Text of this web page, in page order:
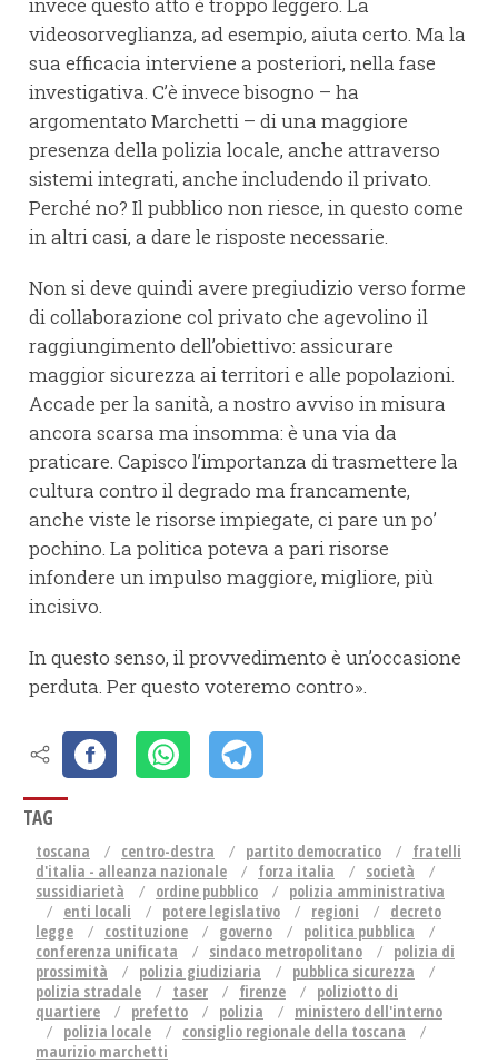
videosorveglianza, ad esempio, aiuta certo. Ma la
sua efficacia interviene a posteriori, nella fase
investigativa. C’è invece bisogno – ha
argomentato Marchetti – di una maggiore
presenza della polizia locale, anche attraverso
sistemi integrati, anche includendo il privato.
Perché no? Il pubblico non riesce, in questo come
in altri casi, a dare le risposte necessarie.
Non si deve quindi avere pregiudizio verso forme
di collaborazione col privato che agevolino il
raggiungimento dell’obiettivo: assicurare
maggior sicurezza ai territori e alle popolazioni.
Accade per la sanità, a nostro avviso in misura
ancora scarsa ma insomma: è una via da
praticare. Capisco l’importanza di trasmettere la
cultura contro il degrado ma francamente,
anche viste le risorse impiegate, ci pare un po’
pochino. La politica poteva a pari risorse
infondere un impulso maggiore, migliore, più
incisivo.
In questo senso, il provvedimento è un’occasione
perduta. Per questo voteremo contro».
TAG
toscana centro-destra partito democratico
fratelli
d'italia - alleanza nazionale
forza italia
società
sussidiarietà
ordine pubblico
polizia amministrativa
enti locali
potere legislativo regioni
decreto
legge
costituzione governo
politica pubblica
conferenza unificata
sindaco metropolitano
polizia di
prossimità
polizia giudiziaria
pubblica sicurezza
polizia stradale
taser firenze
poliziotto di
quartiere
prefetto polizia
ministero dell'interno
polizia locale
consiglio regionale della toscana
maurizio marchetti